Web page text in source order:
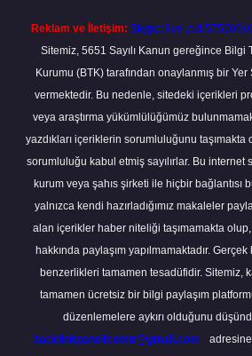
Reklam ve İletişim: Skype:
Sitemiz, 5651 Sayılı Kanun gereğince Bilgi
Kurumu (BTK) tarafından onaylanmış bir Yer
vermektedir. Bu nedenle, sitedeki içerikleri
veya araştırma yükümlülüğümüz
yazdıkları içeriklerin sorumluluğunu
sorumluluğu kabul etmiş sayılırlar. Bu internet
kurum veya şahıs şirketi ile hiçbir bağlantısı
yalnızca kendi hazırladığımız makaleler
alan içerikler haber niteliği taşımamakta
hakkında paylaşım yapılmamaktadır.
benzerlikleri tamamen tesadüfidir. Sitemiz,
tamamen ücretsiz bir bilgi paylaşım
düzenlemelere aykırı olduğunu
backlinkpanelicomtr@gmail.com